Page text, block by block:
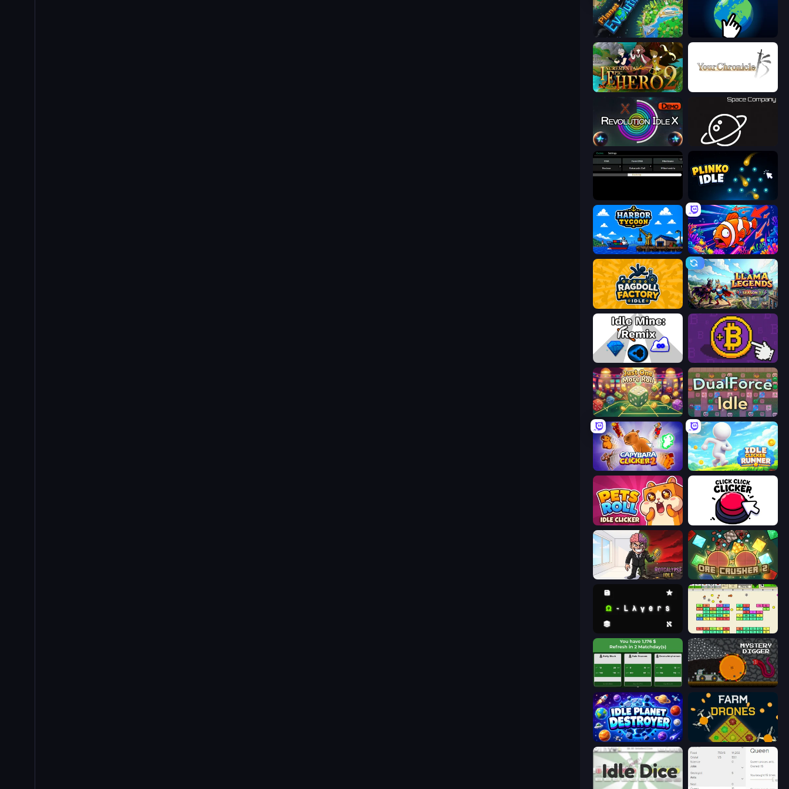
Planet Evolution: Idle Clicker Planet Clicker 2
Incremental Epic Hero 2
Revolution Idle X Space Company
Plinko Idle
Harbor Tycoon Fish Catch Idle
Ragdoll Factory Idle Llama Legends
Idle Mine: Remix Money Maker
Just One More Roll DualForce Idle
Capybara Clicker 2 Idle Clicker Runner
Pets Roll: Idle Clicker Click Click Clicker
Rotcalypse: Idle Incremental OreCrusher 2
Omega Layers Idle Breakout
Idle Soccer Manager Mystery Digger
Idle Planet Destroyer Farm Drones